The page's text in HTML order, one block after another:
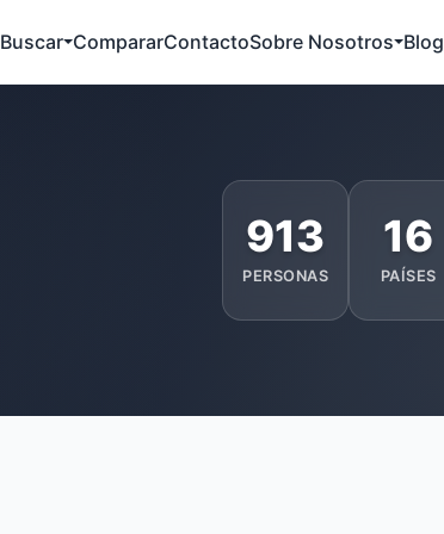
Buscar CompararContactoSobre Nosotros Blog
913
PERSONAS
16
PAÍSES